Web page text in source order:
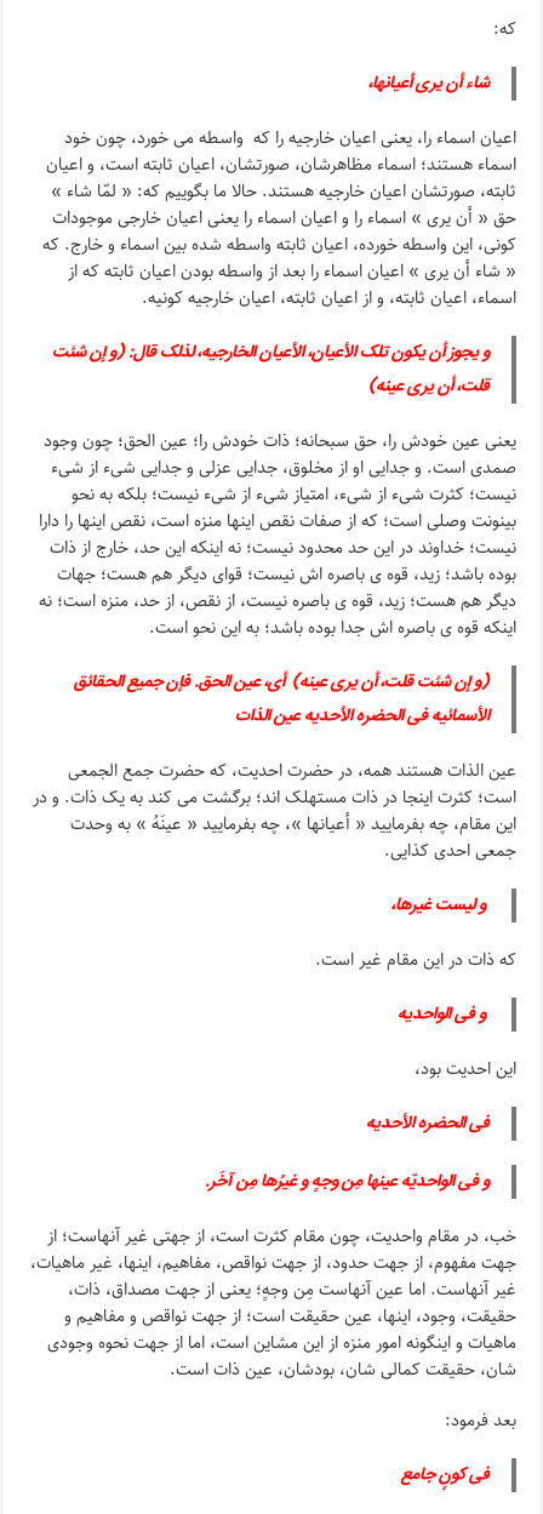
که:
شاء أن یری أعیانها،
اعیان اسماء را، یعنی اعیان خارجیه را که واسطه می خورد، چون خود
اسماء هستند؛ اسماء مظاهرشان، صورتشان، اعیان ثابته است، و اعیان
ثابته، صورتشان اعیان خارجیه هستند. حالا ما بگوییم که: « لمّا شاء »
حق « أن یری » اسماء را و اعیان اسماء را یعنی اعیان خارجی موجودات
کونی، این واسطه خورده، اعیان ثابته واسطه شده بین اسماء و خارج. که
« شاء أن یری » اعیان اسماء را بعد از واسطه بودن اعیان ثابته که از
اسماء، اعیان ثابته، و از اعیان ثابته، اعیان خارجیه کونیه.
و یجوز أن یکون تلک الأعیان، الأعیان الخارجیه، لذلک قال: (و إن شئت
قلت، أن یرى عینه)
یعنی عین خودش را، حق سبحانه؛ ذات خودش را؛ عین الحق؛ چون وجود
صمدی است. و جدایی او از مخلوق، جدایی عزلی و جدایی شیء از شیء
نیست؛ کثرت شیء از شیء، امتیاز شیء از شیء نیست؛ بلکه به نحو
بینونت وصلی است؛ که از صفات نقص اینها منزه است، نقص اینها را دارا
نیست؛ خداوند در این حد محدود نیست؛ نه اینکه این حد، خارج از ذات
بوده باشد؛ زید، قوه ی باصره اش نیست؛ قوای دیگر هم هست؛ جهات
دیگر هم هست؛ زید، قوه ی باصره نیست، از نقص، از حد، منزه است؛ نه
اینکه قوه ی باصره اش جدا بوده باشد؛ به این نحو است.
(و إن شئت قلت، أن یرى عینه) أی، عین الحق. فإن جمیع الحقائق
الأسمائیه فی الحضره الأحدیه عین الذات
عین الذات هستند همه، در حضرت احدیت، که حضرت جمع الجمعی
است؛ کثرت اینجا در ذات مستهلک اند؛ برگشت می کند به یک ذات. و در
این مقام، چه بفرمایید « أعیانها »، چه بفرمایید « عینَهُ » به وحدت
جمعی احدی کذایی.
و لیست غیرها،
که ذات در این مقام غیر است.
و فی الواحدیه
این احدیت بود،
فی الحضره الأحدیه
و فی الواحدیّه عینها مِن وجهٍ و غیرُها مِن آخَر.
خب، در مقام واحدیت، چون مقام کثرت است، از جهتی غیر آنهاست؛ از
جهت مفهوم، از جهت حدود، از جهت نواقص، مفاهیم، اینها، غیر ماهیات،
غیر آنهاست. اما عین آنهاست مِن وجهٍ؛ یعنی از جهت مصداق، ذات،
حقیقت، وجود، اینها، عین حقیقت است؛ از جهت نواقص و مفاهیم و
ماهیات و اینگونه امور منزه از این مشاین است، اما از جهت نحوه وجودی
شان، حقیقت کمالی شان، بودشان، عین ذات است.
بعد فرمود:
فی کونٍ جامع